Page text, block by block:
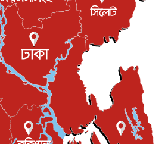
জাতীয়তাবাদী কুলাউড়াবাসীর মত বিনিময়
৫ আগস্ট, ২০২৬
সৌদি আরব সফরের আমন্ত্রণ
৫ আগস্ট, ২০২৬
অভ্যুত্থান দিবস আজ, স্মরণে দেশজুড়ে কর্মসূচি
৫ আগস্ট, ২০২৬
চেয়েছে বলেই জুলাই আন্দোলন সফল :
৫ আগস্ট, ২০২৬